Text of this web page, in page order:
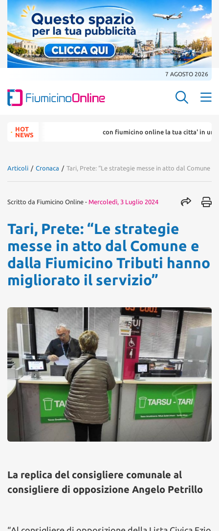
7 AGOSTO 2026
Search
for:HOT
NEWS
con fiumicino online la tua citta' in un ... click
Articoli / Cronaca / Tari, Prete: “Le strategie messe in atto dal Comune
Scritto da Fiumicino Online - Mercoledì, 3 Luglio 2024
Tari, Prete: “Le strategie
messe in atto dal Comune e
dalla Fiumicino Tributi hanno
migliorato il servizio”
La replica del consigliere comunale al
consigliere di opposizione Angelo Petrillo